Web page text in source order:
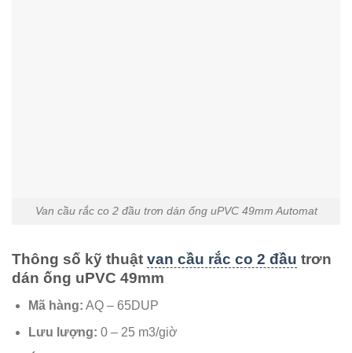
Van cầu rắc co 2 đầu trơn dán ống uPVC 49mm Automat
Thông số kỹ thuật van cầu rắc co 2 đầu trơn
dán ống uPVC 49mm
Mã hàng: AQ – 65DUP
Lưu lượng: 0 – 25 m3/giờ